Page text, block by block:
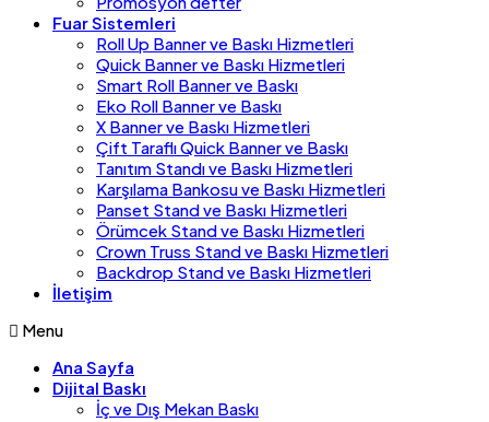
Fuar Sistemleri
Roll Up Banner ve Baskı Hizmetleri
Quick Banner ve Baskı Hizmetleri
Smart Roll Banner ve Baskı
Eko Roll Banner ve Baskı
X Banner ve Baskı Hizmetleri
Çift Taraflı Quick Banner ve Baskı
Tanıtım Standı ve Baskı Hizmetleri
Karşılama Bankosu ve Baskı Hizmetleri
Panset Stand ve Baskı Hizmetleri
Örümcek Stand ve Baskı Hizmetleri
Crown Truss Stand ve Baskı Hizmetleri
Backdrop Stand ve Baskı Hizmetleri
İletişim
Menu
Ana Sayfa
Dijital Baskı
İç ve Dış Mekan Baskı